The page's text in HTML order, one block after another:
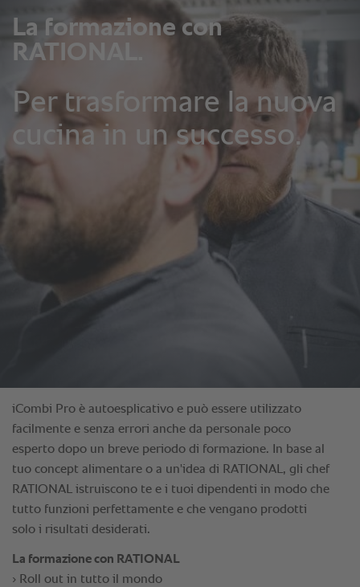
iCombi Pro è autoesplicativo e può essere utilizzato
facilmente e senza errori anche da personale poco
esperto dopo un breve periodo di formazione. In base al
tuo concept alimentare o a un'idea di RATIONAL, gli chef
RATIONAL istruiscono te e i tuoi dipendenti in modo che
tutto funzioni perfettamente e che vengano prodotti
solo i risultati desiderati.
La formazione con RATIONAL
› Roll out in tutto il mondo